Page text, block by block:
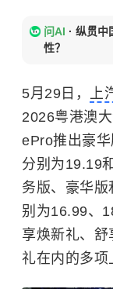
问AI · 纵贯中
性？
5月29日， 上
2026粤港澳
ePro推出豪
分别为19.19
务版、豪华
别为16.99、
享焕新礼、
礼在内的多项